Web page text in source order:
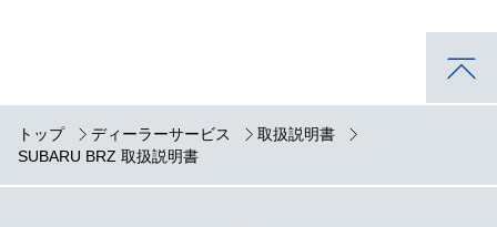
トップ ディーラーサービス
取扱説明書
SUBARU BRZ 取扱説明書